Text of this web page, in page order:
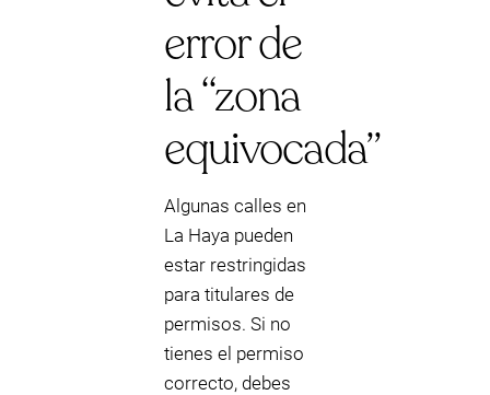
error de
la “zona
equivocada”
Algunas calles en
La Haya pueden
estar restringidas
para titulares de
permisos. Si no
tienes el permiso
correcto, debes